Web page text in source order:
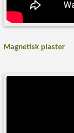
Magnetisk plaster